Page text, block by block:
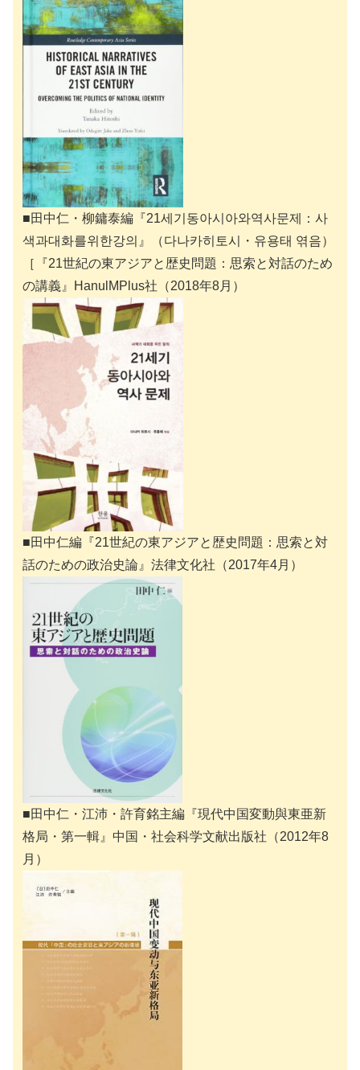
■田中仁・柳鏞泰編『21세기동아시아와역사문제：사
색과대화를위한강의』（다나카히토시・유용태 엮음）
［『21世紀の東アジアと歴史問題：思索と対話のため
の講義』HanulMPlus社（2018年8月）
■田中仁編『21世紀の東アジアと歴史問題：思索と対
話のための政治史論』法律文化社（2017年4月）
■田中仁・江沛・許育銘主編『現代中国変動與東亜新
格局・第一輯』中国・社会科学文献出版社（2012年8
月）